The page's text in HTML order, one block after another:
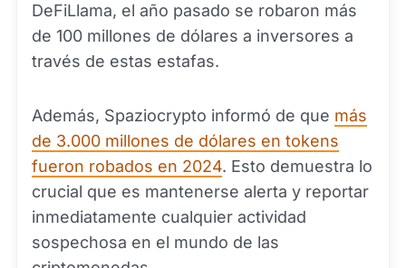
DeFiLlama, el año pasado se robaron más
de 100 millones de dólares a inversores a
través de estas estafas.
Además, Spaziocrypto informó de que más
de 3.000 millones de dólares en tokens
fueron robados en 2024. Esto demuestra lo
crucial que es mantenerse alerta y reportar
inmediatamente cualquier actividad
sospechosa en el mundo de las